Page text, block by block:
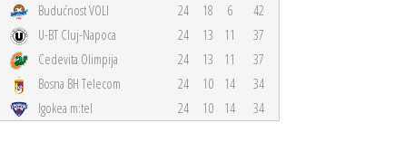
Budućnost VOLI 24 18 6
42
U-BT Cluj-Napoca 24 13 11
37
Cedevita Olimpija 24 13 11
37
Bosna BH Telecom 24 10 14
34
Igokea m:tel 24 10 14 34